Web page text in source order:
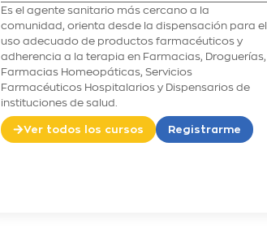
Es el agente sanitario más cercano a la
comunidad, orienta desde la dispensación para el
uso adecuado de productos farmacéuticos y
adherencia a la terapia en Farmacias, Droguerías,
Farmacias Homeopáticas, Servicios
Farmacéuticos Hospitalarios y Dispensarios de
instituciones de salud.
Ver todos los cursos Registrarme